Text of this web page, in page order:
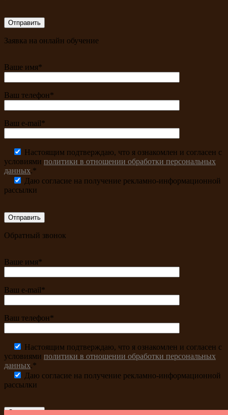
Заявка на онлайн обучение
Ваше имя*
Ваш телефон*
Ваш e-mail*
Настоящим подтверждаю, что я ознакомлен и согласен с
условиями политики в отношении обработки персональных
данных.*
Даю согласие на получение рекламно-информационной
рассылки
Обратный звонок
Ваше имя*
Ваш e-mail*
Ваш телефон*
Настоящим подтверждаю, что я ознакомлен и согласен с
условиями политики в отношении обработки персональных
данных.*
Даю согласие на получение рекламно-информационной
рассылки